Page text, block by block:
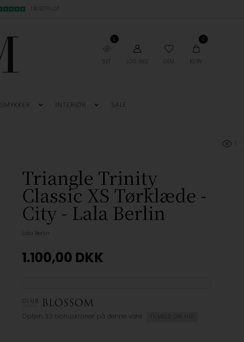
TRUSTPILOT
SET
1
LOG IND GEM
0
KURV
SMYKKER INTERIØR SALE
Triangle Trinity
Classic XS Tørklæde -
City - Lala Berlin
Lala Berlin
1.100,00 DKK
Optjen 33 bonuskroner på denne vare TILMELD DIG HER
1